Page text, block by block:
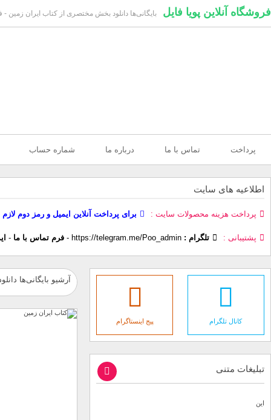
فروشگاه آنلاین پویا فایل بایگانی‌ها دانلود بخش مختصری از کتاب ایران زمین -
پرداخت تماس با ما درباره ما شماره حساب
اطلاعیه های سایت
پرداخت هزینه محصولات سایت برای پرداخت آنلاین ایمیل و رمز دوم
پشتیبانی تلگرام : https://telegram.me/Poo_admin
- فرم تماس با ما -
آرشیو بایگانی‌ها
کانال تلگرام پیج اینستاگرام
تبلیغات متنی
این